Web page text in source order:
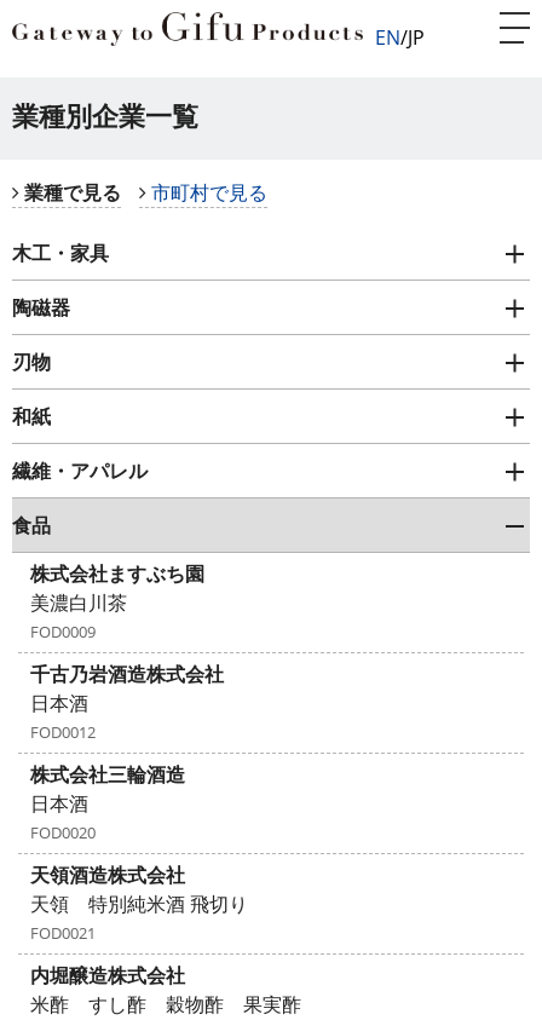
EN JP
業種別企業一覧
業種で見る 市町村で見る
木工・家具
陶磁器
刃物
和紙
繊維・アパレル
食品
株式会社ますぶち園
美濃白川茶
FOD0009
千古乃岩酒造株式会社
日本酒
FOD0012
株式会社三輪酒造
日本酒
FOD0020
天領酒造株式会社
天領 特別純米酒 飛切り
FOD0021
内堀醸造株式会社
米酢 すし酢 穀物酢 果実酢